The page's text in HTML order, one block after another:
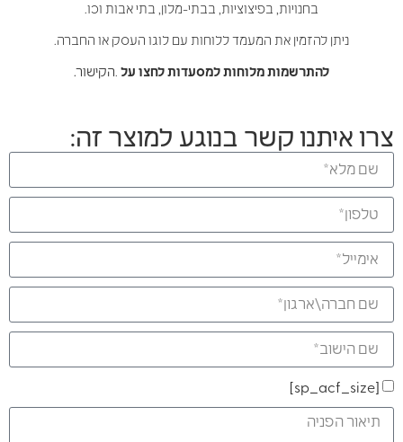
בחנויות, בפיצוציות, בבתי-מלון, בתי אבות וכו.
ניתן להזמין את המעמד ללוחות עם לוגו העסק או החברה.
להתרשמות מלוחות למסעדות לחצו על .הקישור.
צרו איתנו קשר בנוגע למוצר זה:
[sp_acf_size]